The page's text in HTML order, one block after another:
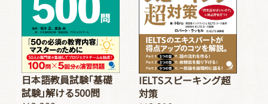
日本語教員試験｢基礎
試験｣解ける500問
IELTSスピーキング超
対策